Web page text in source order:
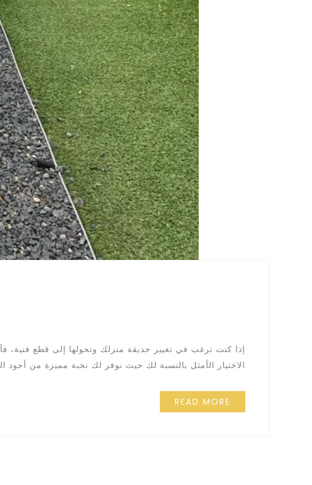
إذا كنت ترغب في تغيير حديقة منزلك وتحولها إلى قطع
الاختيار الأمثل بالنسبة لك حيث نوفر لك نخبة مميزة من
READ MORE